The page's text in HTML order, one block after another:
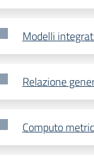
Modelli
Relazione
Computo